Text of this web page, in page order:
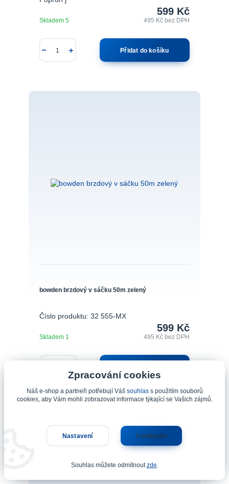
599 Kč
495 Kč bez DPH
Skladem 5
Přidat do košíku
bowden brzdový v sáčku 50m zelený
Číslo produktu: 32 555-MX
599 Kč
495 Kčbez DPH
Skladem 1
Zpracování cookies
Náš e-shop a partneři potřebují Váš souhlass použitím souborů
cookies, aby Vám mohli zobrazovat informace týkající se Vašich zájmů.
Nastavení Souhlasím
Souhlas můžete odmítnoutzde